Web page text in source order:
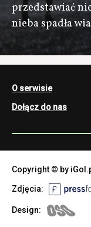
przedstawiać
nieba spadła
O serwisie
Dołącz do nas
Copyright © by
Zdjęcia:
Design: